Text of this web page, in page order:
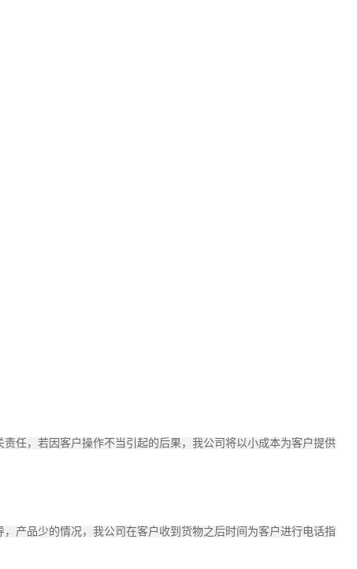
任，若因客户操作不当引起的后果，我公司将以小成本为客户提供
产品少的情况，我公司在客户收到货物之后时间为客户进行电话指